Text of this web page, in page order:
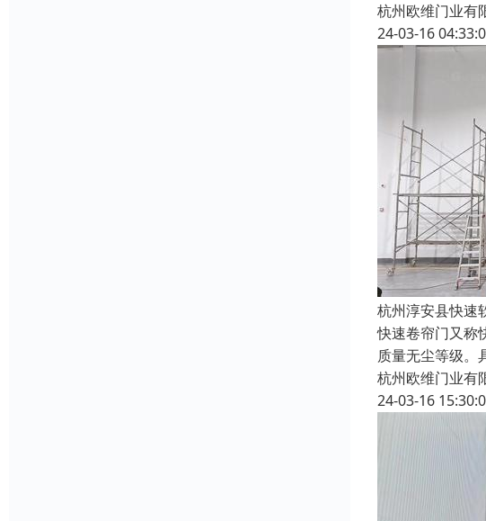
杭州欧维门业有
24-03-16
杭州淳安县快速
快速卷帘门又称
质量无尘等级。
杭州欧维门业有
24-03-16